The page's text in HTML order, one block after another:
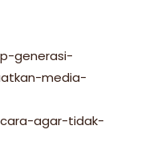
generasi-
media-
agar-tidak-